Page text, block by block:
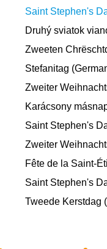
Saint Stephen's
Druhý sviatok
Zweeten
Stefanitag
Zweiter
Karácsony
Saint Stephen's
Zweiter
Fête de la Saint-
Saint Stephen's
Tweede Kerstdag